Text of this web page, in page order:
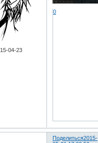
04-23
0
Поделиться2015-